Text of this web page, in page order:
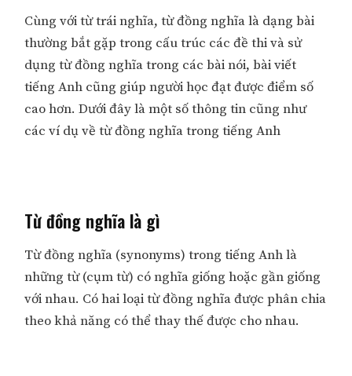
Cùng với từ trái nghĩa, từ đồng nghĩa là dạng bài
thường bắt gặp trong cấu trúc các đề thi và sử
dụng từ đồng nghĩa trong các bài nói, bài viết
tiếng Anh cũng giúp người học đạt được điểm số
cao hơn. Dưới đây là một số thông tin cũng như
các ví dụ về từ đồng nghĩa trong tiếng Anh
Từ đồng nghĩa là gì
Từ đồng nghĩa (synonyms) trong tiếng Anh là
những từ (cụm từ) có nghĩa giống hoặc gần giống
với nhau. Có hai loại từ đồng nghĩa được phân chia
theo khả năng có thể thay thế được cho nhau.